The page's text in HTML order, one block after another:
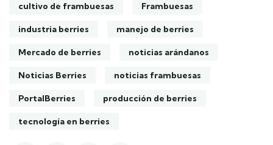
cultivo de frambuesas Frambuesas
industria berries manejo de berries
Mercado de berries noticias arándanos
Noticias Berries noticias frambuesas
PortalBerries producción de berries
tecnología en berries